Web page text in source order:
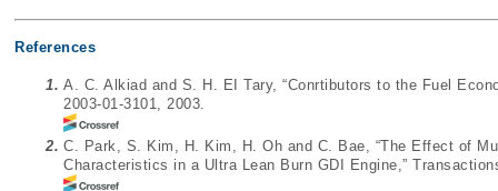
References
1. A. C. Alkiad and S. H. EI Tary, “Conrtibutors to the Fuel
2003-01-3101, 2003.
2. C. Park, S. Kim, H. Kim, H. Oh and C. Bae, “The Effect of
Characteristics in a Ultra Lean Burn GDI Engine,”